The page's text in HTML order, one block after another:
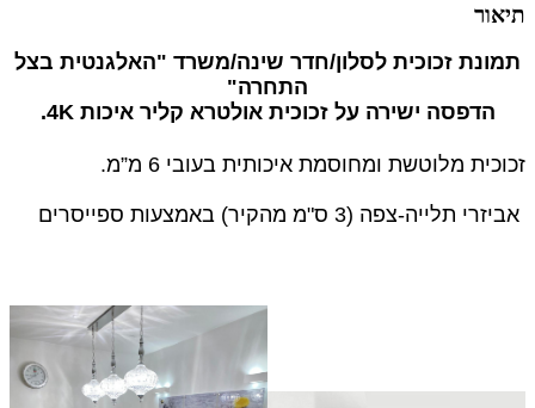
תיאור
תמונת זכוכית לסלון/חדר שינה/משרד "האלגנטית בצל
התחרה"
הדפסה ישירה על זכוכית אולטרא קליר איכות 4K.
זכוכית מלוטשת ומחוסמת איכותית בעובי 6 מ”מ.
אביזרי תלייה-צפה (3 ס"מ מהקיר) באמצעות ספייסרים